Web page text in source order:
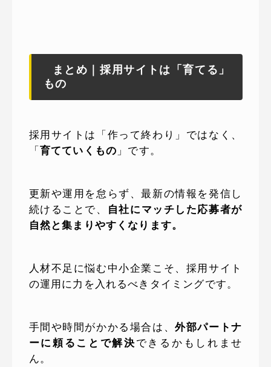
まとめ｜採用サイトは「育てる」
もの
採用サイトは「作って終わり」ではなく、
「 育てていくもの 」です。
更新や運用を怠らず、最新の情報を発信し
続けることで、
自社にマッチした応募者が
自然と集まりやすくなります。
人材不足に悩む中小企業こそ、採用サイト
の運用に力を入れるべきタイミングです。
手間や時間がかかる場合は、外部パートナ
ーに頼ることで解決できるかもしれませ
ん。